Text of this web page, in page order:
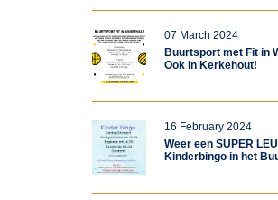
07 March 2024
Buurtsport met Fit in
Ook in Kerkehout!
16 February 2024
Weer een SUPER
Kinderbingo in het